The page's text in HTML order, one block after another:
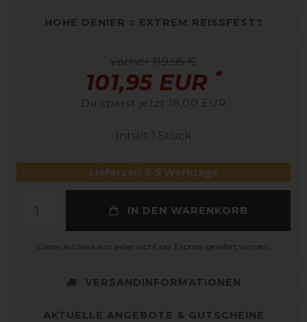
HOHE DENIER = EXTREM REISSFEST?
vorher 119,95 €
101,95 EUR *
Du sparst jetzt 18,00 EUR
Inhalt 1 Stück
Lieferzeit 3-5 Werktage
IN DEN WARENKORB
Dieser Artikel kann leider nicht per Express geliefert werden.
VERSANDINFORMATIONEN
AKTUELLE ANGEBOTE & GUTSCHEINE